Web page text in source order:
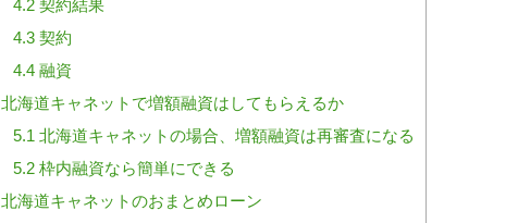
4.2契約結果
4.3契約
4.4融資
北海道キャネットで増額融資はしてもらえるか
5.1 北海道キャネットの場合、増額融資は再審査になる
5.2枠内融資なら簡単にできる
北海道キャネットのおまとめローン